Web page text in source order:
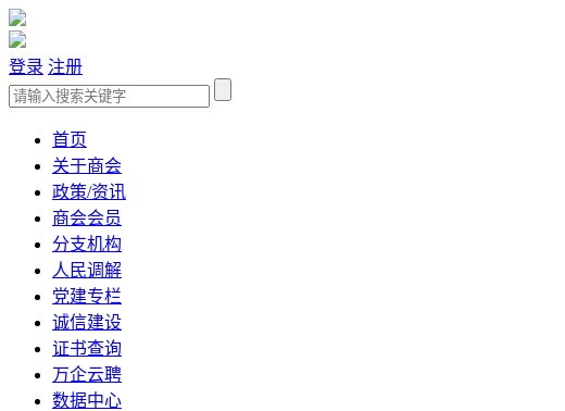
登录 注册
首页
关于商会
政策/资讯
商会会员
分支机构
人民调解
党建专栏
诚信建设
证书查询
万企云聘
数据中心